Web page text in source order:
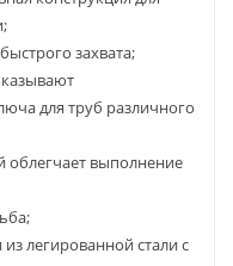
захвата;
для труб различного
облегчает выполнение
легированной стали с